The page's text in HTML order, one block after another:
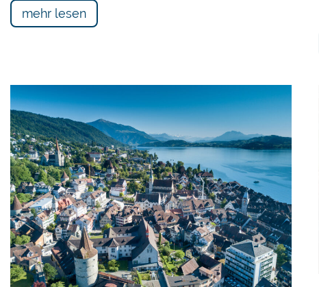
mehr lesen